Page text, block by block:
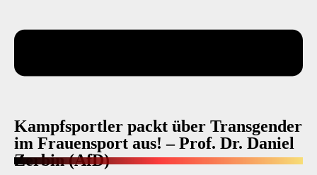
Kampfsportler packt über Transgender
im Frauensport aus! – Prof. Dr. Daniel
Zerbin (AfD)